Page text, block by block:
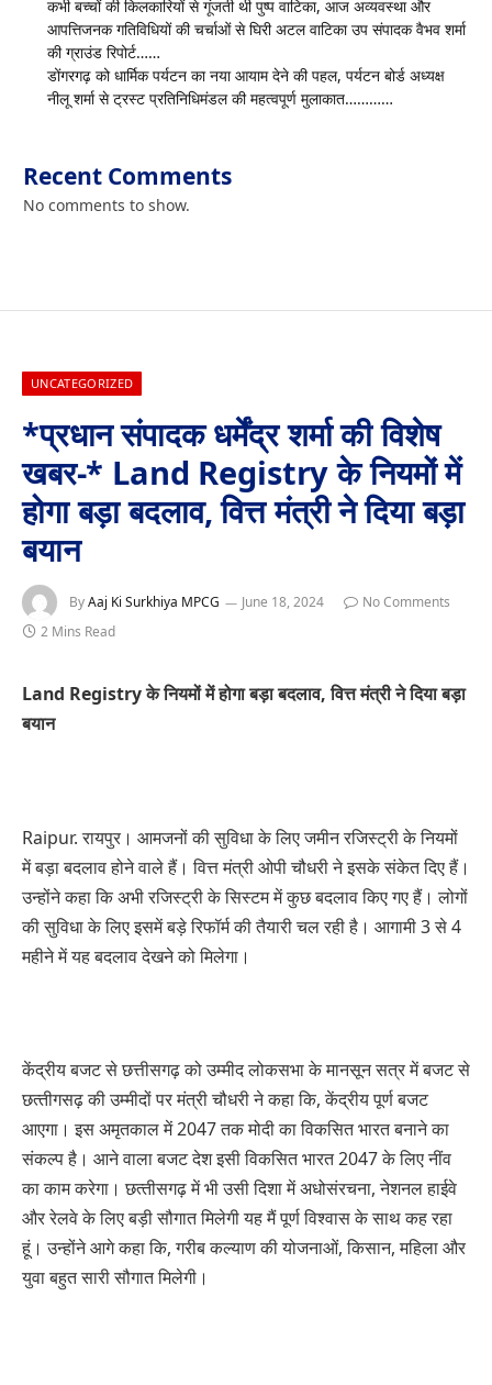
कभी बच्चों की किलकारियों से गूंजती थी पुष्प वाटिका, आज अव्यवस्था और
आपत्तिजनक गतिविधियों की चर्चाओं से घिरी अटल वाटिका उप संपादक वैभव शर्मा
की ग्राउंड रिपोर्ट……
डोंगरगढ़ को धार्मिक पर्यटन का नया आयाम देने की पहल, पर्यटन बोर्ड अध्यक्ष
नीलू शर्मा से ट्रस्ट प्रतिनिधिमंडल की महत्वपूर्ण मुलाकात…………
Recent Comments
No comments to show.
UNCATEGORIZED
*प्रधान संपादक धर्मेंद्र शर्मा की विशेष
खबर-* Land Registry के नियमों में
होगा बड़ा बदलाव, वित्त मंत्री ने दिया बड़ा
बयान
ByAaj Ki Surkhiya MPCG June 18, 2024
No Comments
2 Mins Read
Land Registry के नियमों में होगा बड़ा बदलाव, वित्त मंत्री ने दिया बड़ा
बयान
Raipur. रायपुर। आमजनों की सुविधा के लिए जमीन रजिस्ट्री के नियमों
में बड़ा बदलाव होने वाले हैं। वित्त मंत्री ओपी चौधरी ने इसके संकेत दिए हैं।
उन्होंने कहा कि अभी रजिस्‍ट्री के सिस्‍टम में कुछ बदलाव किए गए हैं। लोगों
की सुविधा के लिए इसमें बड़े रिफॉर्म की तैयारी चल रही है। आगामी 3 से 4
महीने में यह बदलाव देखने को मिलेगा।
केंद्रीय बजट से छत्तीसगढ़ को उम्मीद लोकसभा के मानसून सत्र में बजट से
छत्‍तीगसढ़ की उम्‍मीदों पर मंत्री चौधरी ने कहा कि, केंद्रीय पूर्ण बजट
आएगा। इस अमृतकाल में 2047 तक मोदी का विकसित भारत बनाने का
संकल्‍प है। आने वाला बजट देश इसी विकसित भारत 2047 के लिए नींव
का काम करेगा। छत्‍तीसगढ़ में भी उसी दिशा में अधोसंरचना, नेशनल हाईवे
और रेलवे के लिए बड़ी सौगात मिलेगी यह मैं पूर्ण विश्‍वास के साथ कह रहा
हूं। उन्‍होंने आगे कहा कि, गरीब कल्‍याण की योजनाओं, किसान, महिला और
युवा बहुत सारी सौगात मिलेगी।